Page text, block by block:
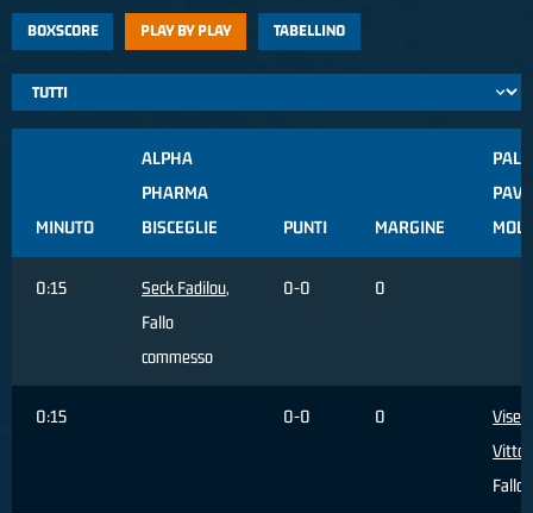
BOXSCORE PLAY BY PLAY TABELLINO
MINUTO
ALPHA
PHARMA
BISCEGLIE
PUNTI MARGINE
PALL.
0:15 Seck Fadilou,
Fallo
commesso
0-0 0
0:15 0-0 0
Fallo